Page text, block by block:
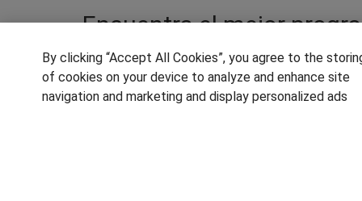
Encuentra el mejor
¿En qué consiste la gestión sanitaria?
sector salud e incluso el análisis
desarrollar su labor en la dirección del
By clicking “Accept All Cookies”, you agree to the
of cookies on your device to analyze and enhance site
navigation and marketing and display personalized ads